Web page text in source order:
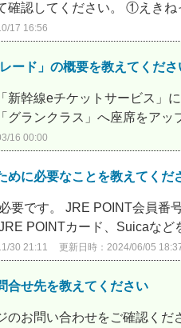
確認してください。 ①えきね
17 16:56
ード」の概要を教えてくださ
新幹線eチケットサービス」
グランクラス」へ座席をア
16 00:00
めに必要なことを教えてくだ
要です。 JRE POINT会員番
POINTカード、Suicaなど
30 21:11 更新日時：2024/06/05
合せ先を教えてください
のお問い合わせをご確認くだ